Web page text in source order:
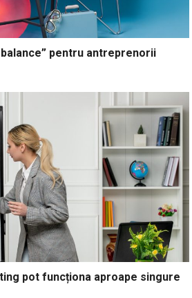
pentru antreprenorii
pot funcționa aproape singure